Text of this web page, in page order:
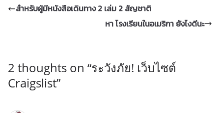
สำหรับผู้มีหนังสือเดินทาง 2 เล่ม 2 สัญชาติ
หา โรงเรียนในอเมริกา ยังไงดีนะ
2 thoughts on “ระวังภัย! เว็บไซต์
Craigslist”